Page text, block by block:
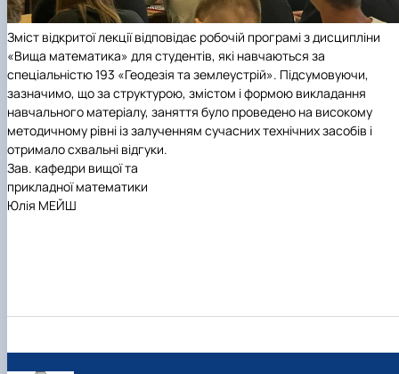
Зміст відкритої лекції відповідає робочій програмі з дисципліни
«Вища математика» для студентів, які навчаються за
спеціальністю 193 «Геодезія та землеустрій». Підсумовуючи,
зазначимо, що за структурою, змістом і формою викладання
навчального матеріалу, заняття було проведено на високому
методичному рівні із залученням сучасних технічних засобів і
отримало схвальні відгуки.
Зав. кафедри вищої та
прикладної математики
Юлія МЕЙШ